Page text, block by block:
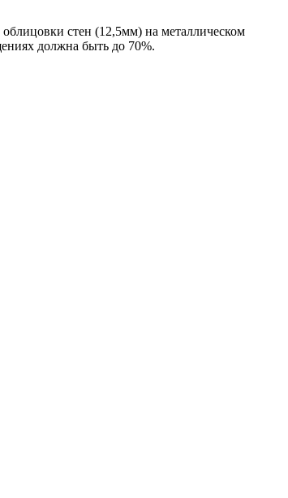
стен (12,5мм) на металлическом
должна быть до 70%.